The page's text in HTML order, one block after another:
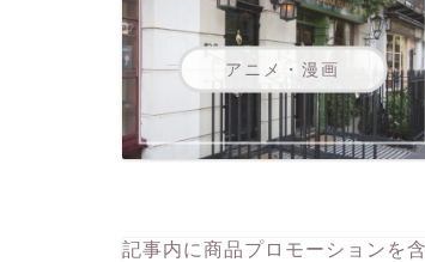
アニメ・漫画
記事内に商品プロモーションを